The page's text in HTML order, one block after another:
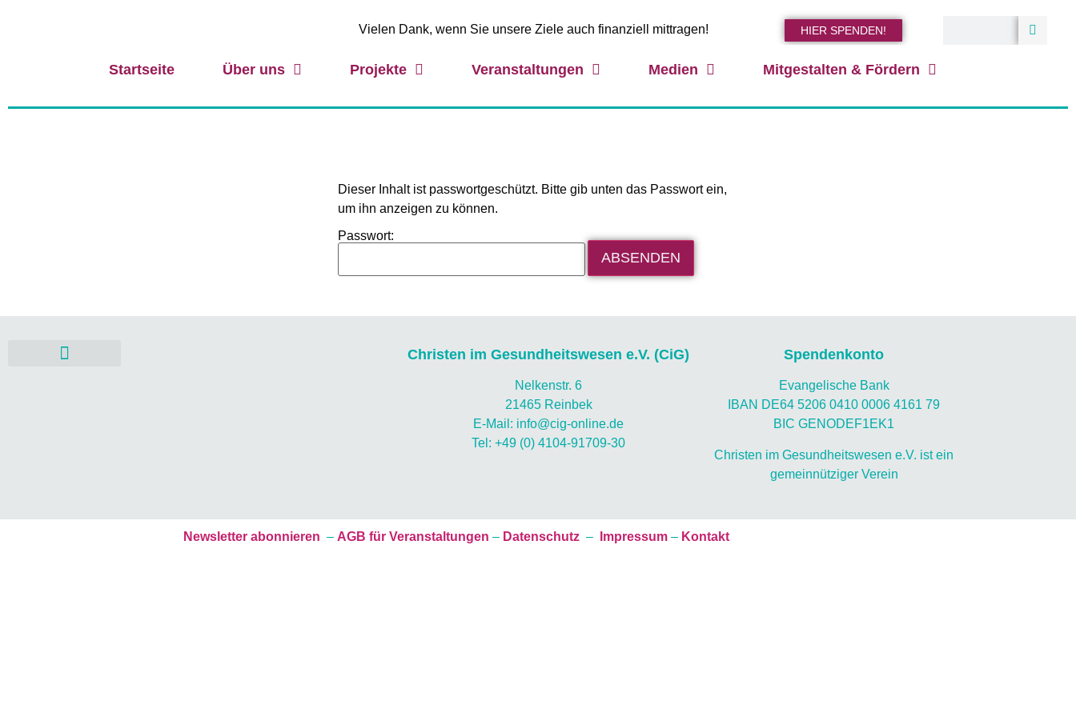
Vielen Dank, wenn Sie unsere Ziele auch finanziell mittragen! HIER SPENDEN!
Startseite Über uns Projekte Veranstaltungen Medien Mitgestalten & Fördern
Dieser Inhalt ist passwortgeschützt. Bitte gib unten das Passwort ein,
um ihn anzeigen zu können.
Passwort:
Christen im Gesundheitswesen e.V. (CiG)
Nelkenstr. 6
21465 Reinbek
E-Mail: info@cig-online.de
Tel: +49 (0) 4104-91709-30
Spendenkonto
Evangelische Bank
IBAN DE64 5206 0410 0006 4161 79
BIC GENODEF1EK1
Christen im Gesundheitswesen e.V. ist ein
gemeinnütziger Verein
Newsletter abonnieren – AGB für Veranstaltungen – Datenschutz – Impressum – Kontakt